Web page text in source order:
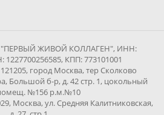
"ПЕРВЫЙ ЖИВОЙ КОЛЛАГЕН", ИНН:
1227700256585, КПП: 773101001
город Москва, тер Сколково
Большой б-р, д. 42 стр. 1, цокольный
№156 р.м.№10
Москва, ул. Средняя Калитниковская,